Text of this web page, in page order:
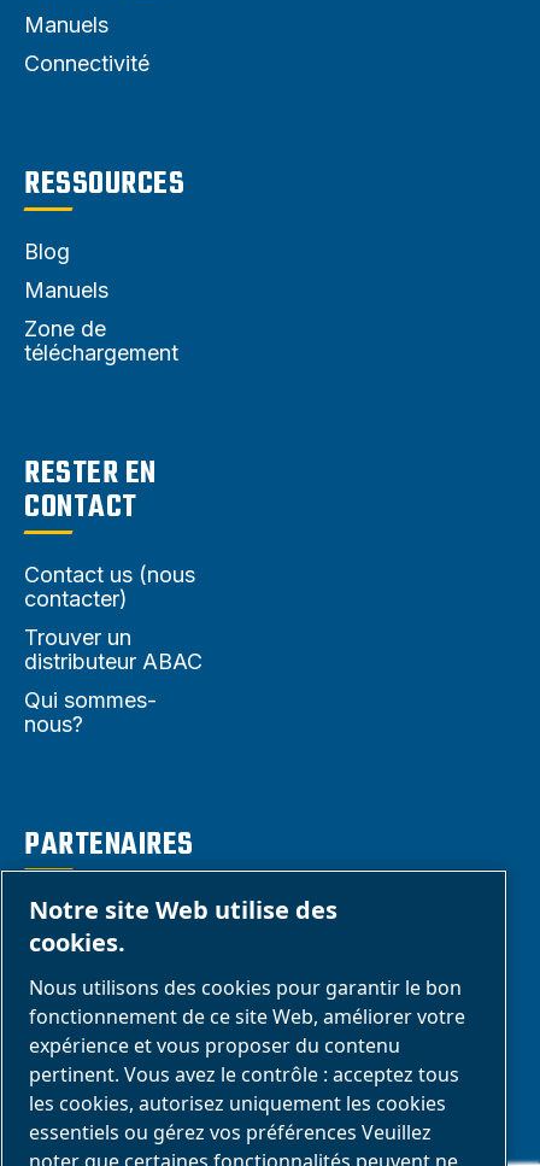
Manuels
Connectivité
RESSOURCES
Blog
Manuels
Zone de
téléchargement
RESTER EN
CONTACT
Contact us (nous
contacter)
Trouver un
distributeur ABAC
Qui sommes-
nous?
PARTENAIRES
Espace
Partenaires
commerciaux
E-Connect 2,0
Business portail
Galerie média
ABAC
Notre site Web utilise des
cookies.
Nous utilisons des cookies pour garantir le bon
fonctionnement de ce site Web, améliorer votre
expérience et vous proposer du contenu
pertinent. Vous avez le contrôle : acceptez tous
les cookies, autorisez uniquement les cookies
essentiels ou gérez vos préférences Veuillez